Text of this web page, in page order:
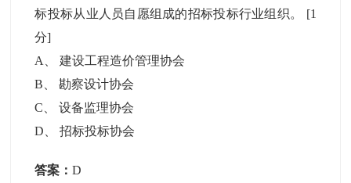
标投标从业人员自愿组成的招标投标行业组织。 [1
分]
A
、建设工程造价管理协会
B 、勘察设计协会
C 、设备监理协会
D 、招标投标协会
答案：D